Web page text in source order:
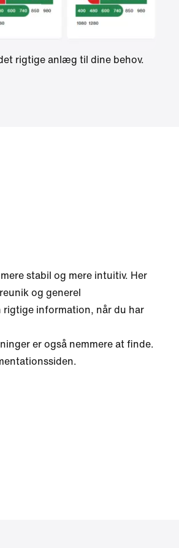
rigtige anlæg til dine behov.
stabil og mere intuitiv. Her
og generel
information, når du har
er også nemmere at finde.